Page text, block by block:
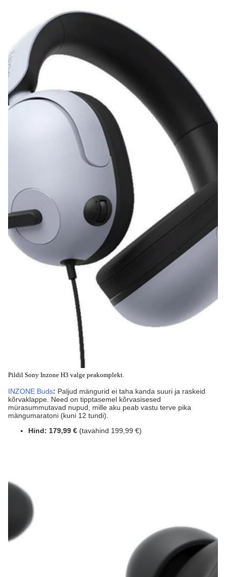
Pildil Sony Inzone H3 valge peakomplekt.
INZONE Buds: Paljud mängurid ei taha kanda suuri ja raskeid
kõrvaklappe. Need on tipptasemel kõrvasisesed
mürasummutavad nupud, mille aku peab vastu terve pika
mängumaratoni (kuni 12 tundi).
Hind: 179,99 € (tavahind 199,99 €)